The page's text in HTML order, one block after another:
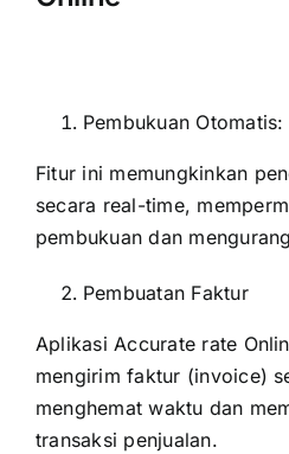
Pembukuan Otomatis:
Fitur ini memungkinkan
secara real-time,
pembukuan dan
Pembuatan Faktur
Aplikasi Accurate rate
mengirim faktur (invoice)
menghemat waktu dan
transaksi penjualan.